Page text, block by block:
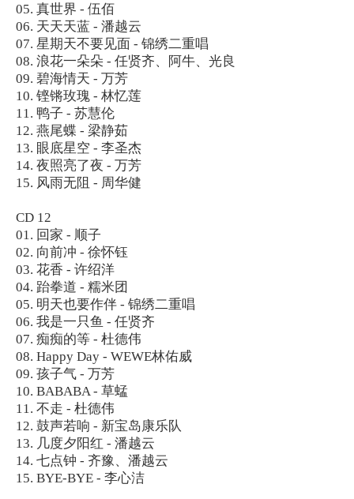
05. 真世界 - 伍佰
06. 天天天蓝 - 潘越云
07. 星期天不要见面 - 锦绣二重唱
08. 浪花一朵朵 - 任贤齐、阿牛、光良
09. 碧海情天 - 万芳
10. 铿锵玫瑰 - 林忆莲
11. 鸭子 - 苏慧伦
12. 燕尾蝶 - 梁静茹
13. 眼底星空 - 李圣杰
14. 夜照亮了夜 - 万芳
15. 风雨无阻 - 周华健
CD 12
01. 回家 - 顺子
02. 向前冲 - 徐怀钰
03. 花香 - 许绍洋
04. 跆拳道 - 糯米团
05. 明天也要作伴 - 锦绣二重唱
06. 我是一只鱼 - 任贤齐
07. 痴痴的等 - 杜德伟
08. Happy Day - WEWE林佑威
09. 孩子气 - 万芳
10. BABABA - 草蜢
11. 不走 - 杜德伟
12. 鼓声若响 - 新宝岛康乐队
13. 几度夕阳红 - 潘越云
14. 七点钟 - 齐豫、潘越云
15. BYE-BYE - 李心洁